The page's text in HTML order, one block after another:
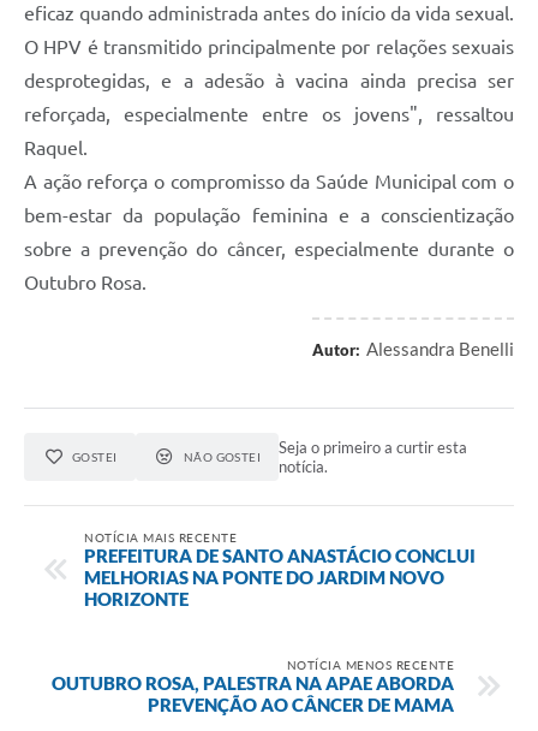
eficaz quando administrada antes do início da vida sexual.
O HPV é transmitido principalmente por relações sexuais
desprotegidas, e a adesão à vacina ainda precisa ser
reforçada, especialmente entre os jovens", ressaltou
Raquel.
A ação reforça o compromisso da Saúde Municipal com o
bem-estar da população feminina e a conscientização
sobre a prevenção do câncer, especialmente durante o
Outubro Rosa.
Autor: Alessandra Benelli
GOSTEI NÃO GOSTEI
Seja o primeiro a curtir esta
notícia.
NOTÍCIA MAIS RECENTE
PREFEITURA DE SANTO ANASTÁCIO CONCLUI
MELHORIAS NA PONTE DO JARDIM NOVO
HORIZONTE
NOTÍCIA MENOS RECENTE
OUTUBRO ROSA, PALESTRA NA APAE ABORDA
PREVENÇÃO AO CÂNCER DE MAMA